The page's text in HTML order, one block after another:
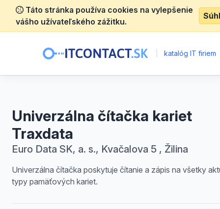
Táto stránka používa cookies na vylepšenie
vášho užívateľského zážitku.
katalóg IT firiem
Univerzálna čítačka kariet
Traxdata
Euro Data SK, a. s., Kvačalova 5 , Žilina
Univerzálna čítačka poskytuje čítanie a zápis na všetky
typy pamäťových kariet.